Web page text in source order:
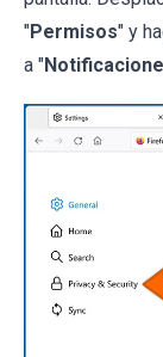
"Permisos" y
a "